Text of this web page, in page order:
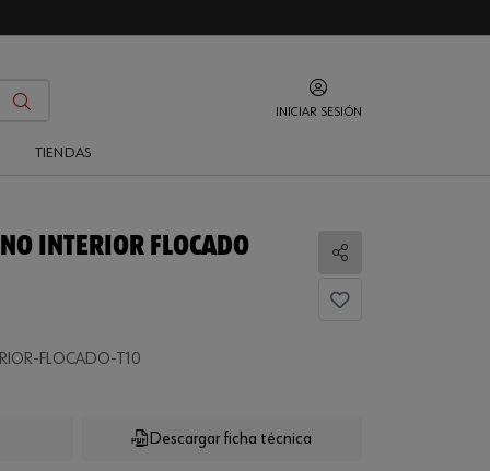
INICIAR SESIÓN
TIENDAS
INTERIOR FLOCADO
Compartir
FLOCADO-T10
Descargar ficha técnica